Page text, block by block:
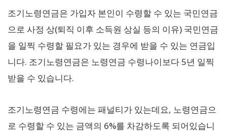
조기노령연금은 가입자 본인이 수령할 수 있는 국민연금
으로 사정 상(퇴직 이후 소득원 상실 등의 이유) 국민연금
을 일찍 수령할 필요가 있는 경우에 받을 수 있는 연금입
니다. 조기노령연금은 노령연금 수령나이보다 5년 일찍
받을 수 있습니다.
조기노령연금 수령에는 패널티가 있는데요, 노령연금으
로 수령할 수 있는 금액의 6%를 차감하도록 되어있습니